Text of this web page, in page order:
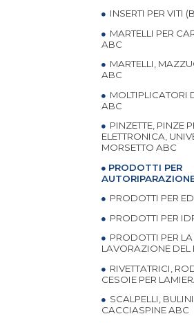
INSERTI PER VITI
MARTELLI PER
ABC
MARTELLI,
ABC
MOLTIPLICATORI
ABC
PINZETTE, PINZE
ELETTRONICA,
MORSETTO ABC
PRODOTTI PER
PRODOTTI PER
PRODOTTI PER
PRODOTTI PER LA
LAVORAZIONE DEL
RIVETTATRICI,
CESOIE PER
SCALPELLI, BULINI,
CACCIASPINE ABC